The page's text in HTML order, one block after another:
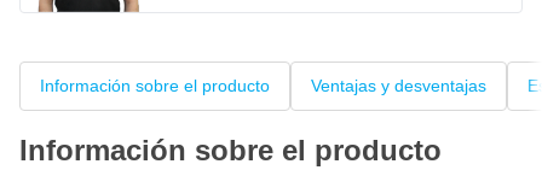
Información sobre el producto Ventajas y desventajas
Información sobre el producto